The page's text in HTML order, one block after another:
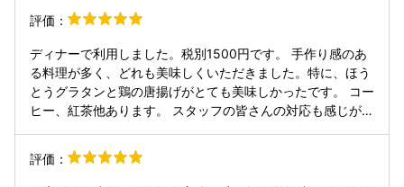
げは大きくてジューシー。 デザートコーナーのほかコーヒ
ー、ソフトクリームマシンもあるので時間制限のない夜はゆ
っくりとできる。
評価：
ディナーで利用しました。税別1500円です。 手作り感のあ
る料理が多く、どれも美味しくいただきました。特に、ほう
とうグラタンと鶏の唐揚げがとても美味しかったです。 コー
ヒー、紅茶他あります。 スタッフの皆さんの対応も感じが良
理を取る際のトングです。トングが料理の上に置かれている
ため、持ち手部分に料理が付いてベタついており、少し取り
評価：